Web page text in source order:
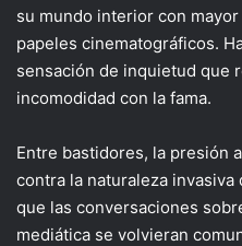
su mundo interior con
papeles cinematográficos.
sensación de inquietud que
incomodidad con la fama.
Entre bastidores, la presión
contra la naturaleza invasiva
que las conversaciones
mediática se volvieran